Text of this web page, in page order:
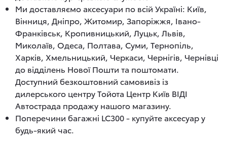
Ми доставляємо аксесуари по всій Україні: Київ,
Вінниця, Дніпро, Житомир, Запоріжжя, Івано-
Франківськ, Кропивницький, Луцьк, Львів,
Миколаїв, Одеса, Полтава, Суми, Тернопіль,
Харків, Хмельницький, Черкаси, Чернігів, Чернівці
до відділень Нової Пошти та поштомати.
Доступний безкоштовний самовивіз із
дилерського центру Тойота Центр Київ ВІДІ
Автострада продажу нашого магазину.
Поперечини багажні LC300 - купуйте аксесуар у
будь-який час.